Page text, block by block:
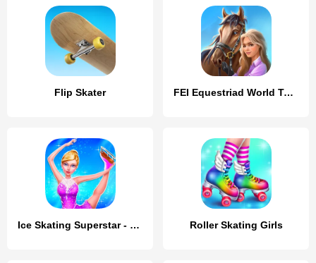
Flip Skater FEI Equestriad World Tour
Ice Skating Superstar - Perfec Roller Skating Girls